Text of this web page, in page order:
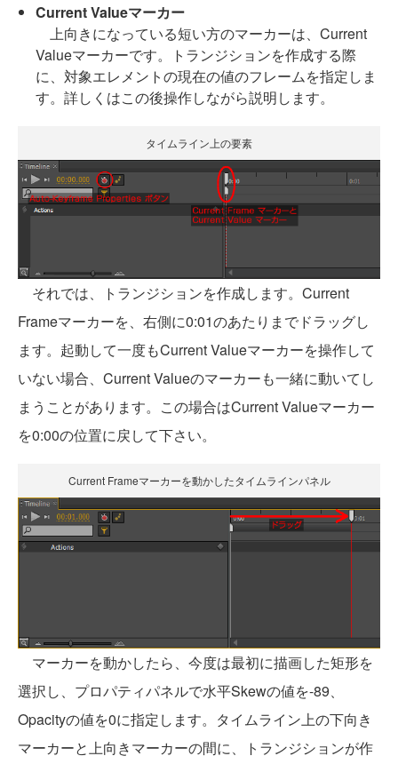
Current Valueマーカー
上向きになっている短い方のマーカーは、Current
Valueマーカーです。トランジションを作成する際
に、対象エレメントの現在の値のフレームを指定しま
す。詳しくはこの後操作しながら説明します。
タイムライン上の要素
それでは、トランジションを作成します。Current
Frameマーカーを、右側に0:01のあたりまでドラッグし
ます。起動して一度もCurrent Valueマーカーを操作して
いない場合、Current Valueのマーカーも一緒に動いてし
まうことがあります。この場合はCurrent Valueマーカー
を0:00の位置に戻して下さい。
Current Frameマーカーを動かしたタイムラインパネル
マーカーを動かしたら、今度は最初に描画した矩形を
選択し、プロパティパネルで水平Skewの値を-89、
Opacityの値を0に指定します。タイムライン上の下向き
マーカーと上向きマーカーの間に、トランジションが作